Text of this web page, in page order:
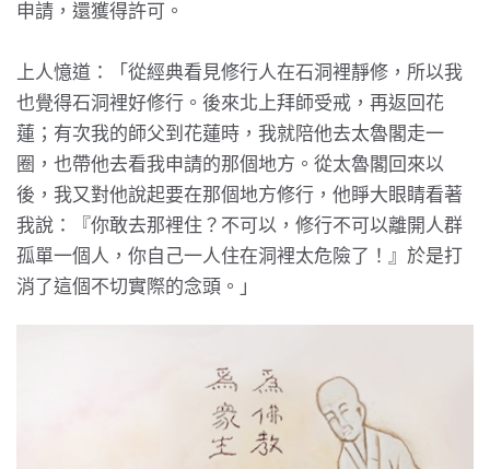
申請，還獲得許可。
上人憶道：「從經典看見修行人在石洞裡靜修，所以我
也覺得石洞裡好修行。後來北上拜師受戒，再返回花
蓮；有次我的師父到花蓮時，我就陪他去太魯閣走一
圈，也帶他去看我申請的那個地方。從太魯閣回來以
後，我又對他說起要在那個地方修行，他睜大眼睛看著
我說：『你敢去那裡住？不可以，修行不可以離開人群
孤單一個人，你自己一人住在洞裡太危險了！』於是打
消了這個不切實際的念頭。」